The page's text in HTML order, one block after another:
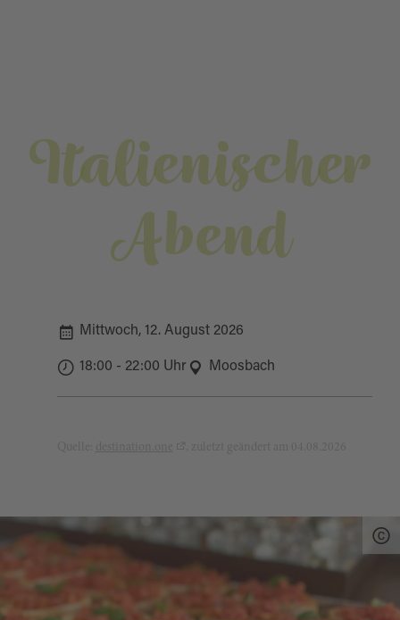
Italienischer
Abend
Mittwoch, 12. August 2026
18:00 - 22:00 Uhr Moosbach